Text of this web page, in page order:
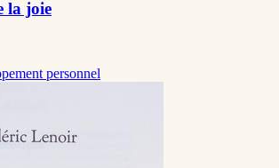
la joie
personnel